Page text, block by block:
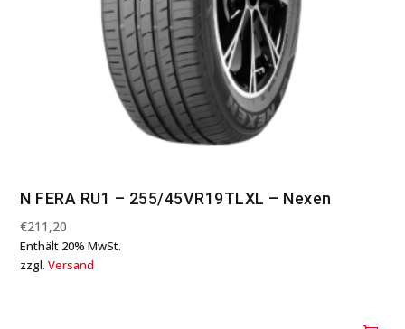
N FERA RU1 – 255/45VR19TLXL – Nexen
€211,20
Enthält 20% MwSt.
zzgl.Versand